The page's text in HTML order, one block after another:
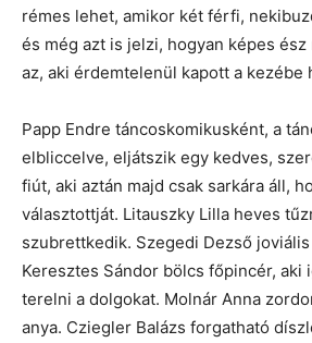
rémes lehet, amikor két férfi,
és még azt is jelzi, hogyan képes
az, aki érdemtelenül kapott a kezébe
Papp Endre táncoskomikusként, a
elbliccelve, eljátszik egy kedves,
fiút, aki aztán majd csak sarkára áll,
választottját. Litauszky Lilla heves
szubrettkedik. Szegedi Dezső
Keresztes Sándor bölcs főpincér, aki
terelni a dolgokat. Molnár Anna
anya. Cziegler Balázs forgatható